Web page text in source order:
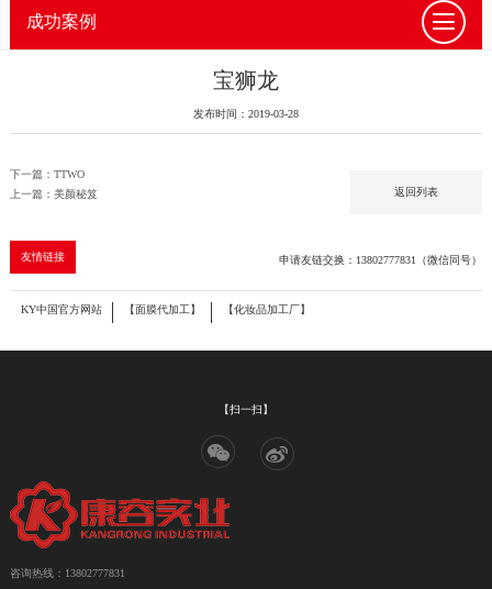
成功案例
宝狮龙
发布时间：2019-03-28
返回列表
下一篇：TTWO
上一篇：美颜秘笈
友情链接 申请友链交换：13802777831（微信同号）
KY中国官方网站 【面膜代加工】 【化妆品加工厂】
【扫一扫】
咨询热线：13802777831